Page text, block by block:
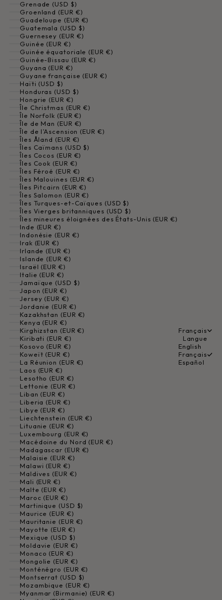
Grenade (USD $)
Groenland (EUR €)
Guadeloupe (EUR €)
Guatemala (USD $)
Guernesey (EUR €)
Guinée (EUR €)
Guinée équatoriale (EUR €)
Guinée-Bissau (EUR €)
Guyana (EUR €)
Guyane française (EUR €)
Haïti (USD $)
Honduras (USD $)
Hongrie (EUR €)
Île Christmas (EUR €)
Île Norfolk (EUR €)
Île de Man (EUR €)
Île de l’Ascension (EUR €)
Îles Åland (EUR €)
Îles Caïmans (USD $)
Îles Cocos (EUR €)
Îles Cook (EUR €)
Îles Féroé (EUR €)
Îles Malouines (EUR €)
Îles Pitcairn (EUR €)
Îles Salomon (EUR €)
Îles Turques-et-Caïques (USD $)
Îles Vierges britanniques (USD $)
Îles mineures éloignées des États-Unis (EUR €)
Inde (EUR €)
Indonésie (EUR €)
Irak (EUR €)
Irlande (EUR €)
Islande (EUR €)
Israël (EUR €)
Italie (EUR €)
Jamaïque (USD $)
Japon (EUR €)
Jersey (EUR €)
Jordanie (EUR €)
Kazakhstan (EUR €)
Kenya (EUR €)
Kirghizstan (EUR €)
Kiribati (EUR €)
Kosovo (EUR €)
Koweït (EUR €)
La Réunion (EUR €)
Laos (EUR €)
Lesotho (EUR €)
Lettonie (EUR €)
Liban (EUR €)
Liberia (EUR €)
Libye (EUR €)
Liechtenstein (EUR €)
Lituanie (EUR €)
Luxembourg (EUR €)
Macédoine du Nord (EUR €)
Madagascar (EUR €)
Malaisie (EUR €)
Malawi (EUR €)
Maldives (EUR €)
Mali (EUR €)
Malte (EUR €)
Maroc (EUR €)
Martinique (USD $)
Maurice (EUR €)
Mauritanie (EUR €)
Mayotte (EUR €)
Mexique (USD $)
Moldavie (EUR €)
Monaco (EUR €)
Mongolie (EUR €)
Monténégro (EUR €)
Montserrat (USD $)
Mozambique (EUR €)
Myanmar (Birmanie) (EUR €)
Français
Langue
English
Français
Español